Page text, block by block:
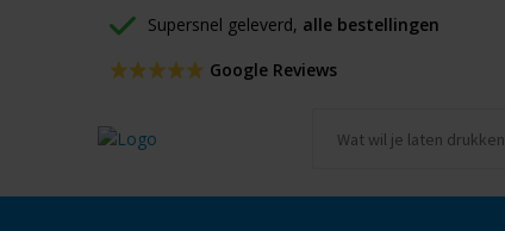
Supersnel geleverd, alle bestellingen
Google Reviews